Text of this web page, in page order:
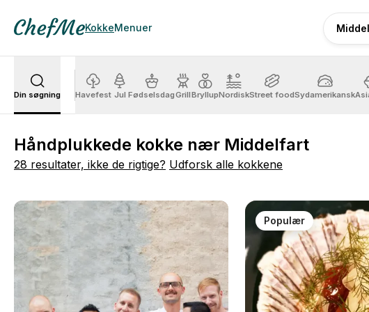
KokkeMenuer
Din søgning Havefest Jul FødselsdagGrillBryllupNordiskStreet foodSydamerikansk
Håndplukkede kokke nær Middelfart
28 resultater, ikke de rigtige? Udforsk alle kokkene
Populær